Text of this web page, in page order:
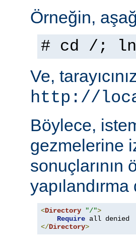
Örneğin,
# cd /;
Ve,
http://
Böylece,
gezmelerine
sonuçlarının
yapılandırma
<Directory "/">
Require
</Directory>